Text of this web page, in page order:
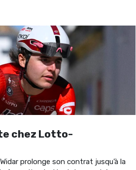
chez Lotto-
prolonge son contrat jusqu’à la